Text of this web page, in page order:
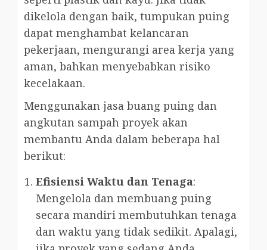
dikelola dengan baik, tumpukan puing
dapat menghambat kelancaran
pekerjaan, mengurangi area kerja yang
aman, bahkan menyebabkan risiko
kecelakaan.
Menggunakan jasa buang puing dan
angkutan sampah proyek akan
membantu Anda dalam beberapa hal
berikut:
Efisiensi Waktu dan Tenaga:
Mengelola dan membuang puing
secara mandiri membutuhkan tenaga
dan waktu yang tidak sedikit. Apalagi,